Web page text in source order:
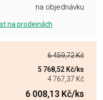
na objednávku
na prodejnách
6 459,72 Kč
5 768,52 Kč/ks
4 767,37 Kč
6 008,13 Kč/ks